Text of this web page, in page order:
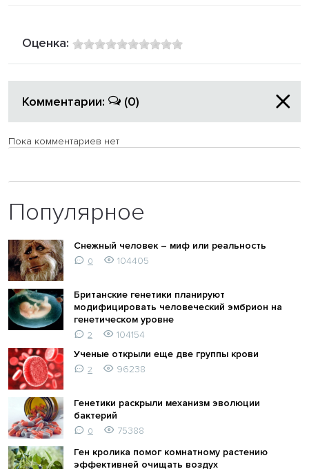
Оценка:
Комментарии: (0)
Пока комментариев нет
Популярное
Снежный человек – миф или реальность
0 104405
Британские генетики планируют
модифицировать человеческий эмбрион на
генетическом уровне
2
104154
Ученые открыли еще две группы крови
2 96238
Генетики раскрыли механизм эволюции
бактерий
0
75388
Ген кролика помог комнатному растению
эффективней очищать воздух